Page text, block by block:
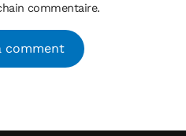
commentaire.